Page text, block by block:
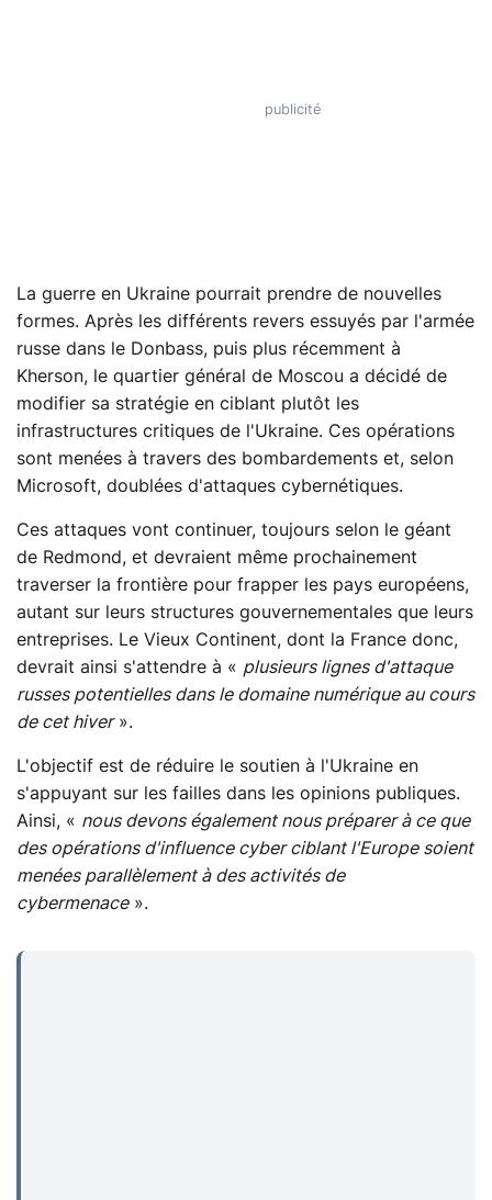
La guerre en Ukraine pourrait prendre de nouvelles
formes. Après les différents revers essuyés par l'armée
russe dans le Donbass, puis plus récemment à
Kherson, le quartier général de Moscou a décidé de
modifier sa stratégie en ciblant plutôt les
infrastructures critiques de l'Ukraine. Ces opérations
sont menées à travers des bombardements et, selon
Microsoft, doublées d'attaques cybernétiques.
Ces attaques vont continuer, toujours selon le géant
de Redmond, et devraient même prochainement
traverser la frontière pour frapper les pays européens,
autant sur leurs structures gouvernementales que leurs
entreprises. Le Vieux Continent, dont la France donc,
devrait ainsi s'attendre à « plusieurs lignes d'attaque
russes potentielles dans le domaine numérique au cours
de cet hiver».
L'objectif est de réduire le soutien à l'Ukraine en
s'appuyant sur les failles dans les opinions publiques.
Ainsi, « nous devons également nous préparer à ce que
des opérations d'influence cyber ciblant l'Europe soient
menées parallèlement à des activités de
cybermenace».